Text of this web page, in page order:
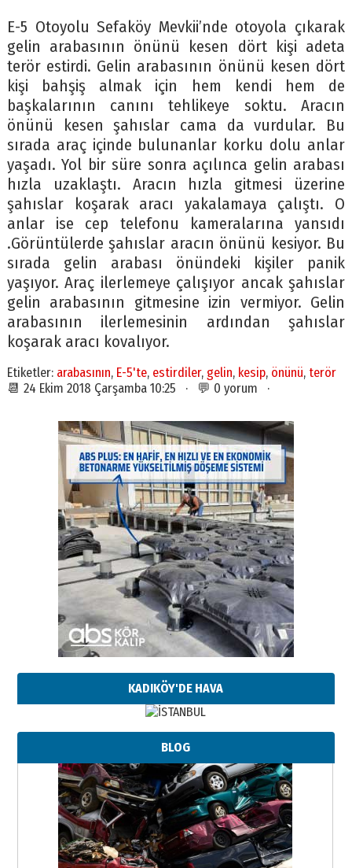
E-5 Otoyolu Sefaköy Mevkii’nde otoyola çıkarak
gelin arabasının önünü kesen dört kişi adeta
terör estirdi. Gelin arabasının önünü kesen dört
kişi bahşiş almak için hem kendi hem de
başkalarının canını tehlikeye soktu. Aracın
önünü kesen şahıslar cama da vurdular. Bu
sırada araç içinde bulunanlar korku dolu anlar
yaşadı. Yol bir süre sonra açılınca gelin arabası
hızla uzaklaştı. Aracın hızla gitmesi üzerine
şahıslar koşarak aracı yakalamaya çalıştı. O
anlar ise cep telefonu kameralarına yansıdı
.Görüntülerde şahıslar aracın önünü kesiyor. Bu
sırada gelin arabası önündeki kişiler panik
yaşıyor. Araç ilerlemeye çalışıyor ancak şahıslar
gelin arabasının gitmesine izin vermiyor. Gelin
arabasının ilerlemesinin ardından şahıslar
koşarak aracı kovalıyor.
Etiketler: arabasının, E-5'te, estirdiler, gelin, kesip, önünü, terör
📆 24 Ekim 2018 Çarşamba 10:25 · 💬 0 yorum ·
KADIKÖY'DE HAVA
BLOG